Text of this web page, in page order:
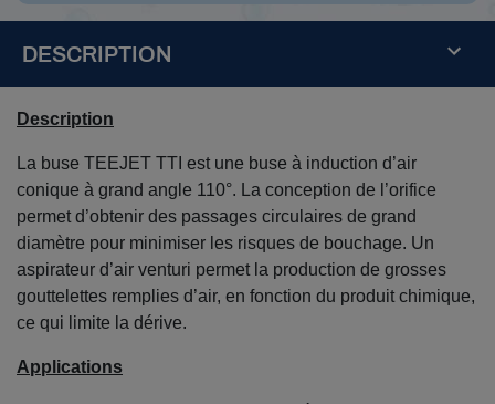
DESCRIPTION
Description
La buse TEEJET TTI est une buse à induction d’air
conique à grand angle 110°. La conception de l’orifice
permet d’obtenir des passages circulaires de grand
diamètre pour minimiser les risques de bouchage. Un
aspirateur d’air venturi permet la production de grosses
gouttelettes remplies d’air, en fonction du produit chimique,
ce qui limite la dérive.
Applications